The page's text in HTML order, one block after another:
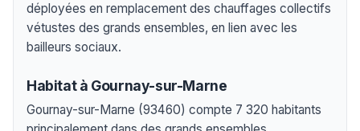
déployées en remplacement des chauffages collectifs
vétustes des grands ensembles, en lien avec les
bailleurs sociaux.
Habitat à Gournay-sur-Marne
Gournay-sur-Marne (93460) compte 7 320 habitants